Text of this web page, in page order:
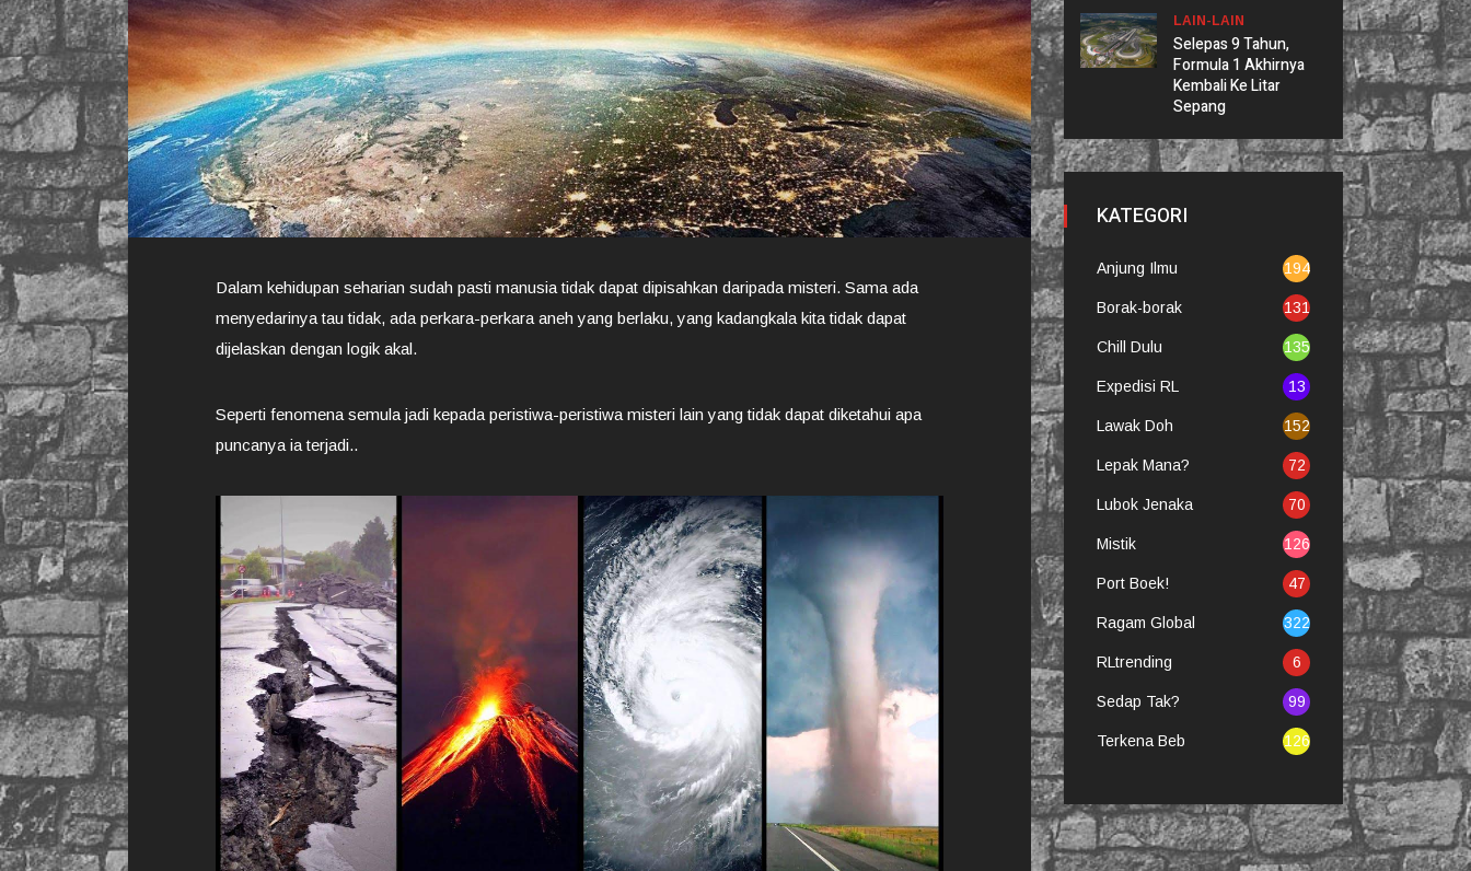
Dalam kehidupan seharian sudah pasti manusia tidak dapat dipisahkan daripada misteri. Sama ada
menyedarinya tau tidak, ada perkara-perkara aneh yang berlaku, yang kadangkala kita tidak dapat
dijelaskan dengan logik akal.
Seperti fenomena semula jadi kepada peristiwa-peristiwa misteri lain yang tidak dapat diketahui apa
puncanya ia terjadi..
LAIN-LAIN
Selepas 9 Tahun,
Formula 1 Akhirnya
Kembali Ke Litar
Sepang
KATEGORI
Anjung Ilmu 194
Borak-borak 131
Chill Dulu 135
Expedisi RL 13
Lawak Doh 152
Lepak Mana? 72
Lubok Jenaka 70
Mistik 126
Port Boek! 47
Ragam Global 322
RLtrending 6
Sedap Tak? 99
Terkena Beb 126